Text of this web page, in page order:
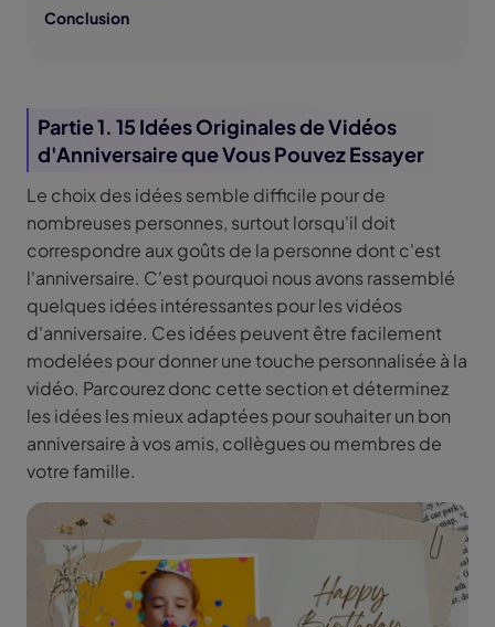
Conclusion
Partie 1. 15 Idées Originales de Vidéos
d'Anniversaire que Vous Pouvez Essayer
Le choix des idées semble difficile pour de
nombreuses personnes, surtout lorsqu'il doit
correspondre aux goûts de la personne dont c'est
l'anniversaire. C'est pourquoi nous avons rassemblé
quelques idées intéressantes pour les vidéos
d'anniversaire. Ces idées peuvent être facilement
modelées pour donner une touche personnalisée à la
vidéo. Parcourez donc cette section et déterminez
les idées les mieux adaptées pour souhaiter un bon
anniversaire à vos amis, collègues ou membres de
votre famille.